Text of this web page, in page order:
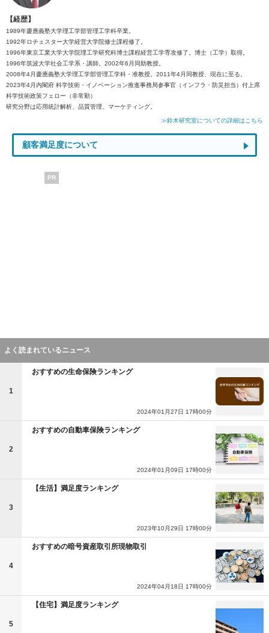
【経歴】
1989年慶應義塾大学理工学部管理工学科卒業。
1992年ロチェスター大学経営大学院修士課程修了。
1996年東京工業大学大学院理工学研究科博士課程経営工学専攻修了。博士（工学）取得。
1996年筑波大学社会工学系・講師。2002年6月同助教授。
2008年4月慶應義塾大学理工学部管理工学科・准教授。2011年4月同教授、現在に至る。
2023年4月内閣府 科学技術・イノベーション推進事務局参事官（インフラ・防災担当）付上席
科学技術政策フェロー（非常勤）
研究分野は応用統計解析、品質管理、マーケティング。
≫鈴木研究室についての詳細はこちら
顧客満足度について
PR
よく読まれているニュース
1
おすすめの生命保険ランキング
2024年01月27日 17時00分
2
おすすめの自動車保険ランキング
2024年01月09日 17時00分
3
【生活】満足度ランキング
2023年10月29日 17時00分
4
おすすめの暗号資産取引所現物取引
2024年04月18日 17時00分
5
【住宅】満足度ランキング